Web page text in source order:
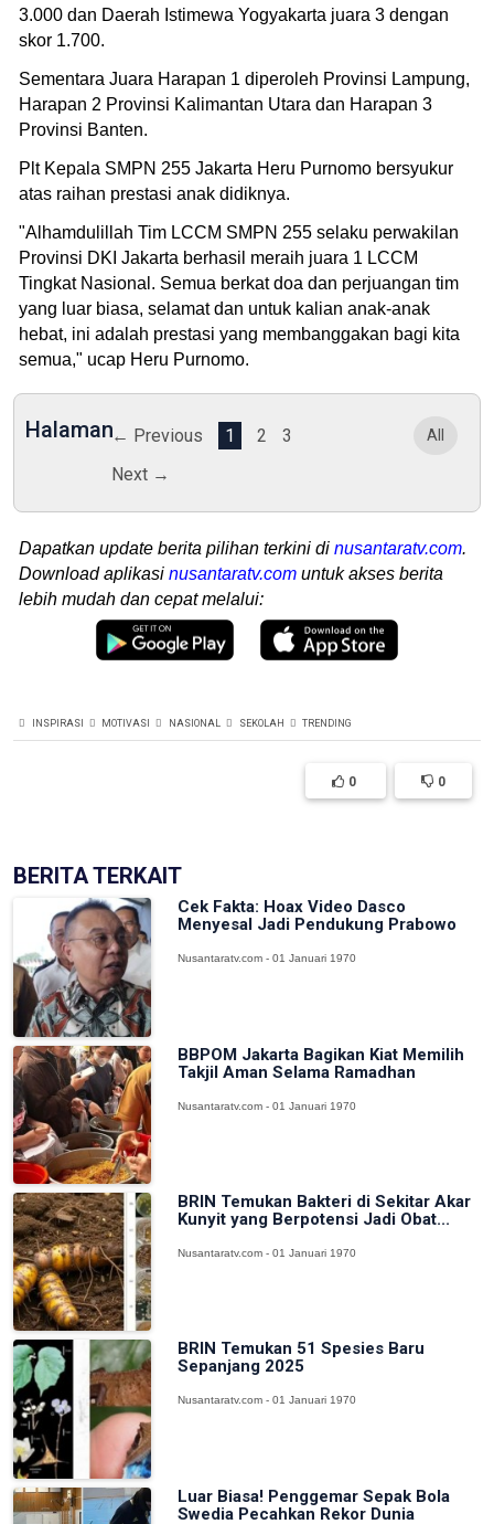
3.000 dan Daerah Istimewa Yogyakarta juara 3 dengan
skor 1.700.
Sementara Juara Harapan 1 diperoleh Provinsi Lampung,
Harapan 2 Provinsi Kalimantan Utara dan Harapan 3
Provinsi Banten.
Plt Kepala SMPN 255 Jakarta Heru Purnomo bersyukur
atas raihan prestasi anak didiknya.
"Alhamdulillah Tim LCCM SMPN 255 selaku perwakilan
Provinsi DKI Jakarta berhasil meraih juara 1 LCCM
Tingkat Nasional. Semua berkat doa dan perjuangan tim
yang luar biasa, selamat dan untuk kalian anak-anak
hebat, ini adalah prestasi yang membanggakan bagi kita
semua," ucap Heru Purnomo.
Halaman← Previous 1 2
3
Next →
All
Dapatkan update berita pilihan terkini di nusantaratv.com.
Download aplikasi nusantaratv.com untuk akses berita
lebih mudah dan cepat melalui:
INSPIRASI MOTIVASI NASIONAL SEKOLAH TRENDING
0 0
BERITA TERKAIT
Cek Fakta: Hoax Video Dasco
Menyesal Jadi Pendukung Prabowo
Nusantaratv.com - 01 Januari 1970
BBPOM Jakarta Bagikan Kiat Memilih
Takjil Aman Selama Ramadhan
Nusantaratv.com - 01 Januari 1970
BRIN Temukan Bakteri di Sekitar Akar
Kunyit yang Berpotensi Jadi Obat...
Nusantaratv.com - 01 Januari 1970
BRIN Temukan 51 Spesies Baru
Sepanjang 2025
Nusantaratv.com - 01 Januari 1970
Luar Biasa! Penggemar Sepak Bola
Swedia Pecahkan Rekor Dunia